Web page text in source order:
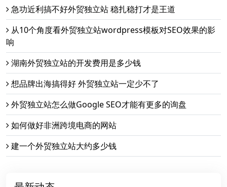
急功近利搞不好外贸独立站 稳扎稳打才是王道
从10个角度看外贸独立站wordpress模板对SEO效果的影
响
湖南外贸独立站的开发费用是多少钱
想品牌出海搞得好 外贸独立站一定少不了
外贸独立站怎么做Google SEO才能有更多的询盘
如何做好非洲跨境电商的网站
建一个外贸独立站大约多少钱